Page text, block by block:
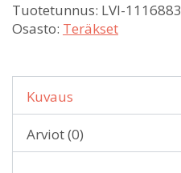
Tuotetunnus: LVI-1116883
Osasto: Teräkset
Kuvaus
Arviot (0)